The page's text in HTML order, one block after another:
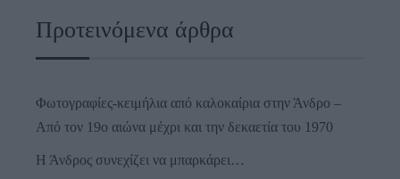
Προτεινόμενα άρθρα
Φωτογραφίες-κειμήλια από καλοκαίρια στην Άνδρο –
Από τον 19ο αιώνα μέχρι και την δεκαετία του 1970
Η Άνδρος συνεχίζει να μπαρκάρει…